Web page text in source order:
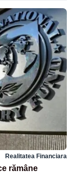
Realitatea Financiara
rămâne